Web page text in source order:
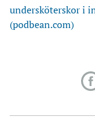
undersköterskor i
(podbean.com)